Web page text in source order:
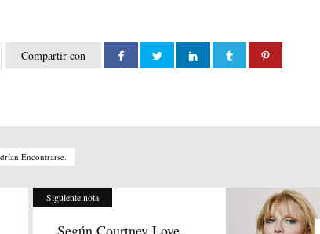
Compartir con
Encontrarse.
Siguiente nota
Según Courtney Love,